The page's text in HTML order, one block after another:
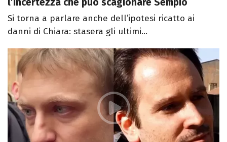
l’incertezza che può scagionare Sempio
Si torna a parlare anche dell’ipotesi ricatto ai
danni di Chiara: stasera gli ultimi...